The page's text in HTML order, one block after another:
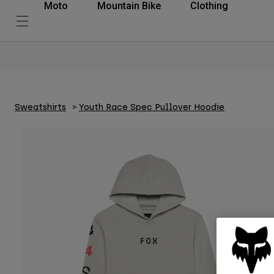
Moto Mountain Bike Clothing
Sweatshirts Youth Race Spec Pullover Hoodie